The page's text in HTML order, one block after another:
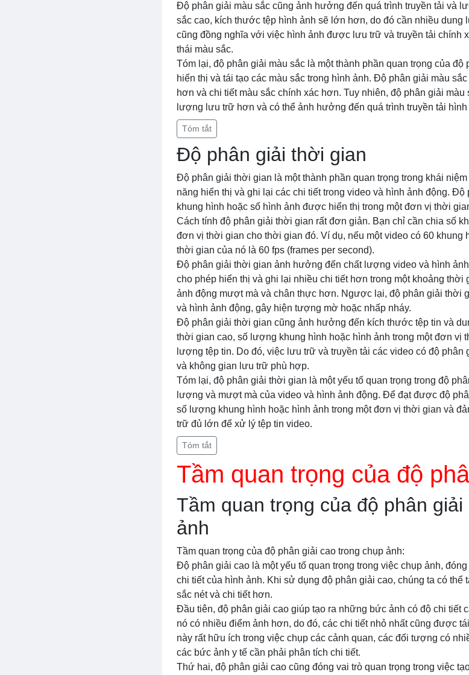
Độ phân giải màu sắc cũng ảnh hưởng đến quá trình truyền tải và
sắc cao, kích thước tệp hình ảnh sẽ lớn hơn, do đó cần nhiều
cũng đồng nghĩa với việc hình ảnh được lưu trữ và truyền tải chính
thái màu sắc.
Tóm lại, độ phân giải màu sắc là một thành phần quan trọng của
hiển thị và tái tạo các màu sắc trong hình ảnh. Độ phân giải màu
hơn và chi tiết màu sắc chính xác hơn. Tuy nhiên, độ phân giải
lượng lưu trữ hơn và có thể ảnh hưởng đến quá trình truyền tải hình
Tóm tắt
Độ phân giải thời gian
Độ phân giải thời gian là một thành phần quan trọng trong khái
năng hiển thị và ghi lại các chi tiết trong video và hình ảnh động.
khung hình hoặc số hình ảnh được hiển thị trong một đơn vị thời
Cách tính độ phân giải thời gian rất đơn giản. Bạn chỉ cần chia số
đơn vị thời gian cho thời gian đó. Ví dụ, nếu một video có 60 khung
thời gian của nó là 60 fps (frames per second).
Độ phân giải thời gian ảnh hưởng đến chất lượng video và hình
cho phép hiển thị và ghi lại nhiều chi tiết hơn trong một khoảng
ảnh động mượt mà và chân thực hơn. Ngược lại, độ phân giải thời
và hình ảnh động, gây hiện tượng mờ hoặc nhấp nháy.
Độ phân giải thời gian cũng ảnh hưởng đến kích thước tệp tin và
thời gian cao, số lượng khung hình hoặc hình ảnh trong một đơn vị
lượng tệp tin. Do đó, việc lưu trữ và truyền tải các video có độ
và không gian lưu trữ phù hợp.
Tóm lại, độ phân giải thời gian là một yếu tố quan trọng trong độ
lượng và mượt mà của video và hình ảnh động. Để đạt được độ
số lượng khung hình hoặc hình ảnh trong một đơn vị thời gian và
trữ đủ lớn để xử lý tệp tin video.
Tóm tắt
Tầm quan trọng của độ
Tầm quan trọng của độ phân
ảnh
Tầm quan trọng của độ phân giải cao trong chụp ảnh:
Độ phân giải cao là một yếu tố quan trọng trong việc chụp ảnh,
chi tiết của hình ảnh. Khi sử dụng độ phân giải cao, chúng ta có
sắc nét và chi tiết hơn.
Đầu tiên, độ phân giải cao giúp tạo ra những bức ảnh có độ chi tiết
nó có nhiều điểm ảnh hơn, do đó, các chi tiết nhỏ nhất cũng được
này rất hữu ích trong việc chụp các cảnh quan, các đối tượng có
các bức ảnh y tế cần phải phân tích chi tiết.
Thứ hai, độ phân giải cao cũng đóng vai trò quan trọng trong việc